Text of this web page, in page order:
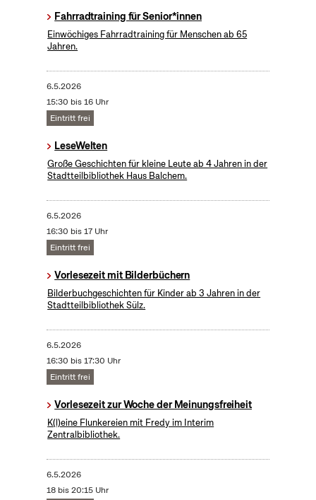
Fahrradtraining für Senior*innen
Einwöchiges Fahrradtraining für Menschen ab 65
Jahren.
6.5.2026
15:30 bis 16 Uhr
Eintritt frei
LeseWelten
Große Geschichten für kleine Leute ab 4 Jahren in der
Stadtteilbibliothek Haus Balchem.
6.5.2026
16:30 bis 17 Uhr
Eintritt frei
Vorlesezeit mit Bilderbüchern
Bilderbuchgeschichten für Kinder ab 3 Jahren in der
Stadtteilbibliothek Sülz.
6.5.2026
16:30 bis 17:30 Uhr
Eintritt frei
Vorlesezeit zur Woche der Meinungsfreiheit
K(l)eine Flunkereien mit Fredy im Interim
Zentralbibliothek.
6.5.2026
18 bis 20:15 Uhr